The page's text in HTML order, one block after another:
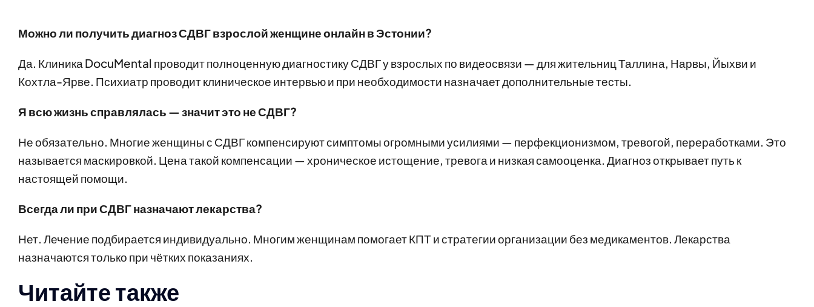
Можно ли получить диагноз СДВГ взрослой женщине онлайн в Эстонии?
Да. Клиника DocuMental проводит полноценную диагностику СДВГ у взрослых по видеосвязи — для жительниц Таллина, Нарвы, Йыхви и
Кохтла-Ярве. Психиатр проводит клиническое интервью и при необходимости назначает дополнительные тесты.
Я всю жизнь справлялась — значит это не СДВГ?
Не обязательно. Многие женщины с СДВГ компенсируют симптомы огромными усилиями — перфекционизмом, тревогой, переработками. Это
называется маскировкой. Цена такой компенсации — хроническое истощение, тревога и низкая самооценка. Диагноз открывает путь к
настоящей помощи.
Всегда ли при СДВГ назначают лекарства?
Нет. Лечение подбирается индивидуально. Многим женщинам помогает КПТ и стратегии организации без медикаментов. Лекарства
назначаются только при чётких показаниях.
Читайте также